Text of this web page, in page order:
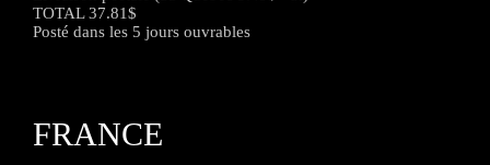
TOTAL 37.81$
Posté dans les 5 jours ouvrables
FRANCE